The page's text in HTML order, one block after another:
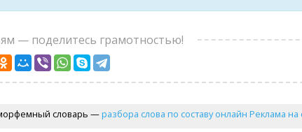
— поделитесь грамотностью!
словарь —разбора слова по составу онлайн Реклама на